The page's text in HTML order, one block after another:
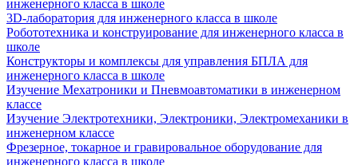
инженерного класса в школе
3D-лаборатория для инженерного класса в школе
Робототехника и конструирование для инженерного класса в
школе
Конструкторы и комплексы для управления БПЛА для
инженерного класса в школе
Изучение Мехатроники и Пневмоавтоматики в инженерном
классе
Изучение Электротехники, Электроники, Электромеханики в
инженерном классе
Фрезерное, токарное и гравировальное оборудование для
инженерного класса в школе